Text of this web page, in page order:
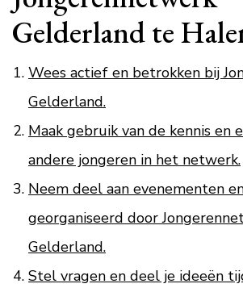
Gelderland te
Wees actief en betrokken bij
Gelderland.
Maak gebruik van de kennis en
andere jongeren in het netwerk.
Neem deel aan evenementen
georganiseerd door
Gelderland.
Stel vragen en deel je ideeën